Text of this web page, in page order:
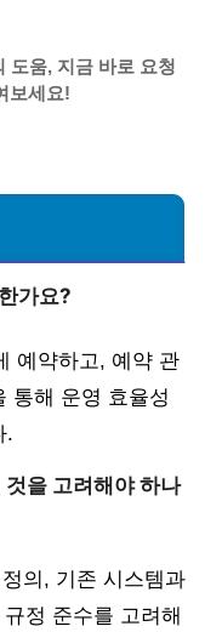
도움, 지금 바로 요청
보세요!
가요?
예약하고, 예약 관
통해 운영 효율성
.
을 고려해야 하나
의, 기존 시스템과
정 준수를 고려해